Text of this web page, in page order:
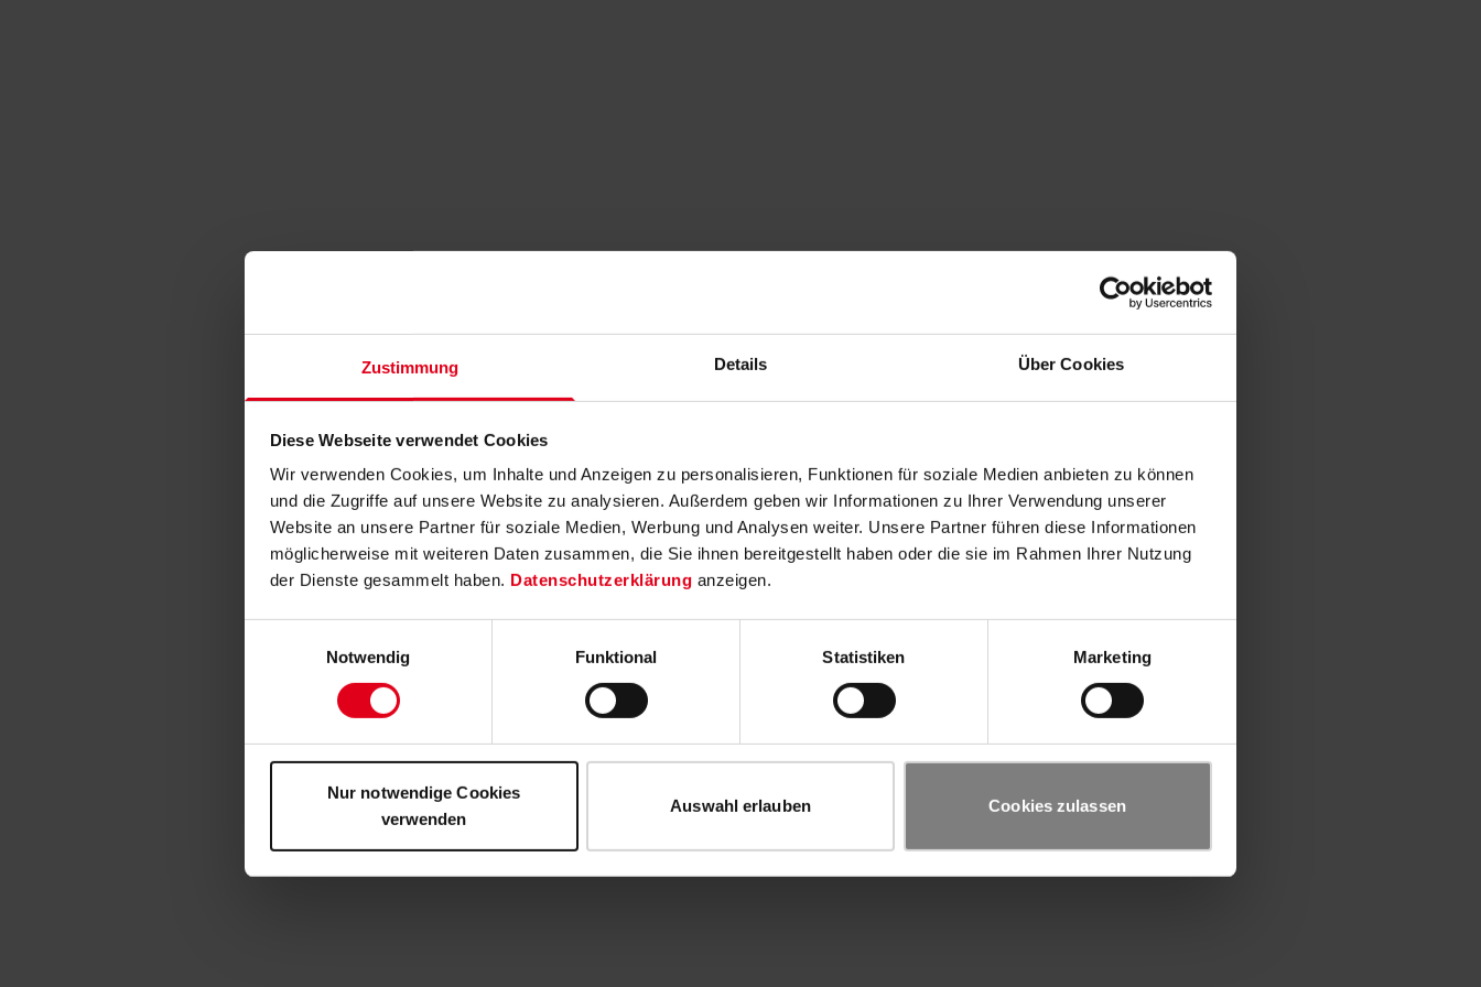
Zustimmung Details Über Cookies
Diese Webseite verwendet Cookies
Wir verwenden Cookies, um Inhalte und Anzeigen zu personalisieren, Funktionen für soziale Medien anbieten zu können
und die Zugriffe auf unsere Website zu analysieren. Außerdem geben wir Informationen zu Ihrer Verwendung unserer
Website an unsere Partner für soziale Medien, Werbung und Analysen weiter. Unsere Partner führen diese Informationen
möglicherweise mit weiteren Daten zusammen, die Sie ihnen bereitgestellt haben oder die sie im Rahmen Ihrer Nutzung
der Dienste gesammelt haben. Datenschutzerklärung anzeigen.
Notwendig
Funktional Statistiken Marketing
Nur notwendige Cookies
verwenden
Auswahl erlauben Cookies zulassen